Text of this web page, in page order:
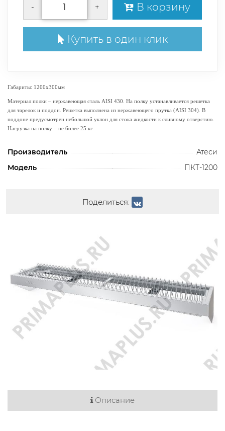
- + В корзину
Купить в один клик
Габариты: 1200х300мм
Материал полки – нержавеющая сталь AISI 430. На полку устанавливается решетка
для тарелок и поддон. Решетка выполнена из нержавеющего прутка (AISI 304). В
поддоне предусмотрен небольшой уклон для стока жидкости к сливному отверстию.
Нагрузка на полку – не более 25 кг
Производитель
Атеси
Модель
ПКТ-1200
Поделиться:
Описание